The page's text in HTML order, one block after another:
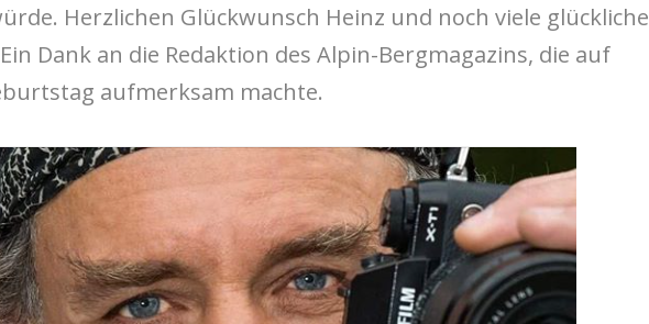
Herzlichen Glückwunsch Heinz und noch viele glückliche
Dank an die Redaktion des Alpin-Bergmagazins, die auf
aufmerksam machte.